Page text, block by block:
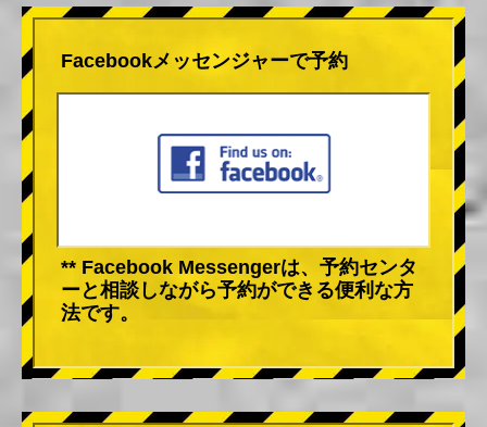
Facebookメッセンジャーで予約
** Facebook Messengerは、予約センタ
ーと相談しながら予約ができる便利な方
法です。